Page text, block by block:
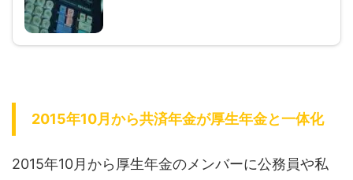
2015年10月から共済年金が厚生年金と一体化
2015年10月から厚生年金のメンバーに公務員や私